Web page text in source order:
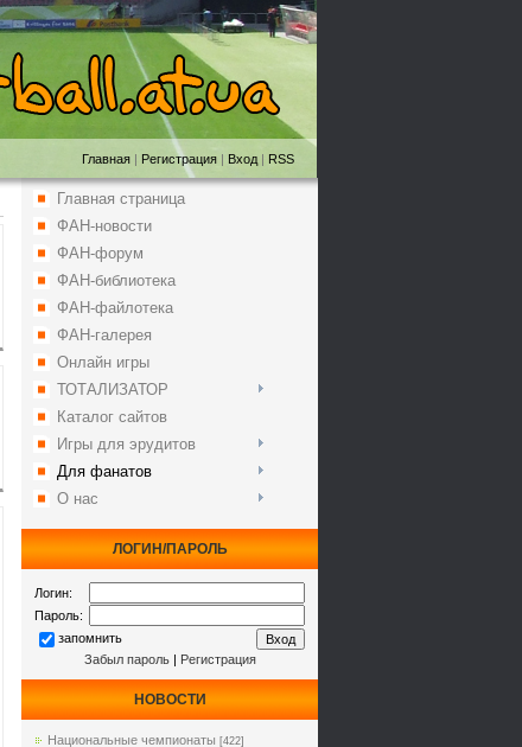
Главная | Регистрация | Вход | RSS
Главная страница
ФАН-новости
ФАН-форум
ФАН-библиотека
ФАН-файлотека
ФАН-галерея
Онлайн игры
ТОТАЛИЗАТОР
Каталог сайтов
Игры для эрудитов
Для фанатов
О нас
ЛОГИН/ПАРОЛЬ
Логин:
Пароль:
запомнить
Забыл пароль| Регистрация
НОВОСТИ
Национальные чемпионаты [422]